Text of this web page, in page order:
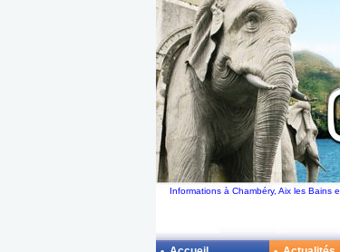
Informations à Chambéry, Aix les Bains